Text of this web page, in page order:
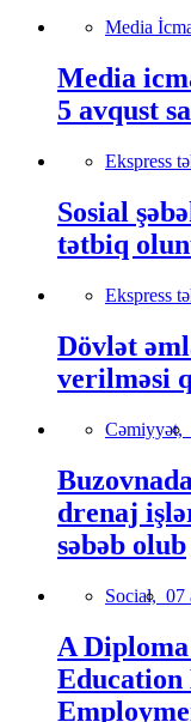
Media
Media
5 avqust
Ekspress
Sosial
tətbiq
Ekspress
Dövlət
verilməsi
Cəmiyyət,
drenaj
səbəb olub
Social, 07
A
Education